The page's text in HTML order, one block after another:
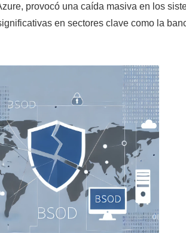
provocó una caída masiva en los
en sectores clave como la